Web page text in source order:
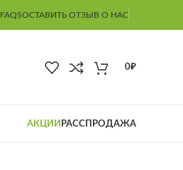
FAQSОСТАВИТЬ ОТЗЫВ О НАС
0₽
АКЦИИ РАССПРОДАЖА